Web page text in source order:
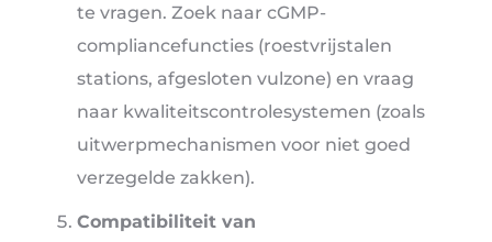
te vragen. Zoek naar cGMP-
compliancefuncties (roestvrijstalen
stations, afgesloten vulzone) en vraag
naar kwaliteitscontrolesystemen (zoals
uitwerpmechanismen voor niet goed
verzegelde zakken).
Compatibiliteit van